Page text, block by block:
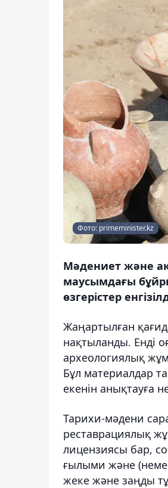
Фото: primeminister.kz
Мәдениет және
маусымдағы
өзгерістер
Жаңартылған
нақтыланды. Енді
археологиялық
Бұл материалдар
екенін анықтауға
Тарихи-мәдени
реставрациялық
лицензиясы бар,
ғылыми және
жеке және заңды